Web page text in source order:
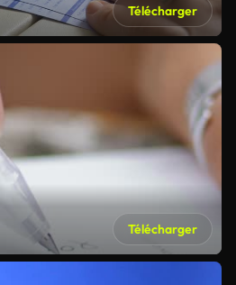
Télécharger
Télécharger